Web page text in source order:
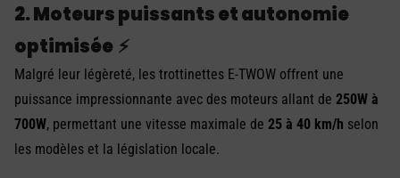
2. Moteurs puissants et autonomie
optimisée ⚡
Malgré leur légèreté, les trottinettes E-TWOW offrent une
puissance impressionnante avec des moteurs allant de 250W à
700W, permettant une vitesse maximale de 25 à 40 km/h selon
les modèles et la législation locale.